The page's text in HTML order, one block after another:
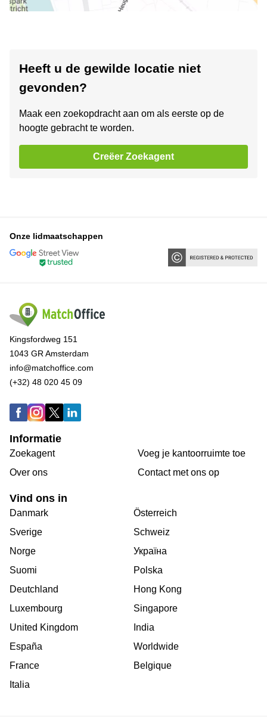
Heeft u de gewilde locatie niet
gevonden?
Maak een zoekopdracht aan om als eerste op de
hoogte gebracht te worden.
Creëer Zoekagent
Onze lidmaatschappen
Kingsfordweg 151
1043 GR Amsterdam
info@matchoffice.com
(+32) 48 020 45 09
Informatie
Zoekagent
Over ons
Voeg je kantoorruimte toe
Сontact met ons op
Vind ons in
Danmark
Sverige
Norge
Suomi
Deutchland
Luxembourg
United Kingdom
España
France
Italia
Österreich
Schweiz
Україна
Polska
Hong Kong
Singapore
India
Worldwide
Belgique